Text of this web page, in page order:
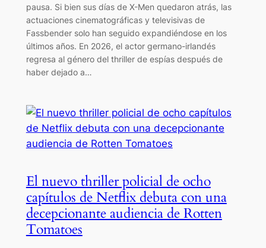
pausa. Si bien sus días de X-Men quedaron atrás, las
actuaciones cinematográficas y televisivas de
Fassbender solo han seguido expandiéndose en los
últimos años. En 2026, el actor germano-irlandés
regresa al género del thriller de espías después de
haber dejado a…
El nuevo thriller policial de ocho
capítulos de Netflix debuta con una
decepcionante audiencia de Rotten
Tomatoes